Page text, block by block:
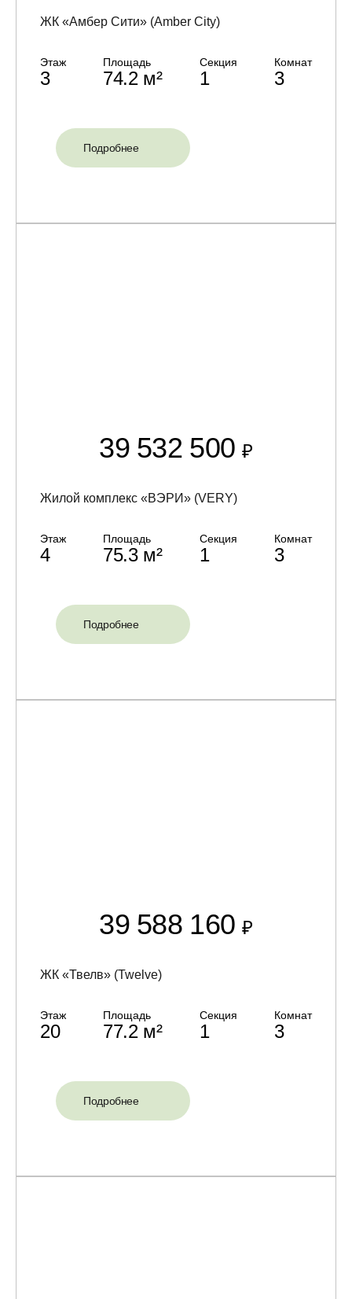
ЖК «Амбер Сити» (Amber City)
Этаж
3
Площадь
74.2 м²
Секция
1
Комнат
3
Подробнее
39 532 500₽
Жилой комплекс «ВЭРИ» (VERY)
Этаж
4
Площадь
75.3 м²
Секция
1
Комнат
3
Подробнее
39 588 160₽
ЖК «Твелв» (Twelve)
Этаж
20
Площадь
77.2 м²
Секция
1
Комнат
3
Подробнее